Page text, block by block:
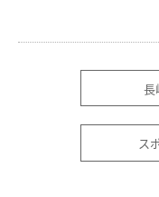
イ
長
ス